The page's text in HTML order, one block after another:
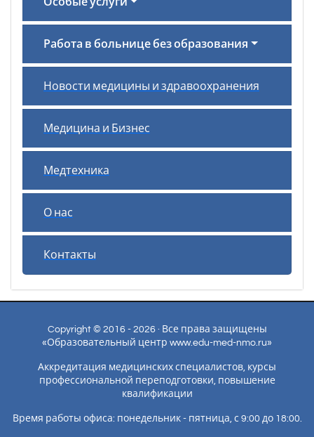
Работа в больнице без образования
Новости медицины и здравоохранения
Медицина и Бизнес
Медтехника
О нас
Контакты
Copyright © 2016 - 2026 · Все права защищены
«Образовательный центр www.edu-med-nmo.ru»
Аккредитация медицинских специалистов, курсы
профессиональной переподготовки, повышение
квалификации
Время работы офиса: понедельник - пятница, с 9:00 до 18:00.